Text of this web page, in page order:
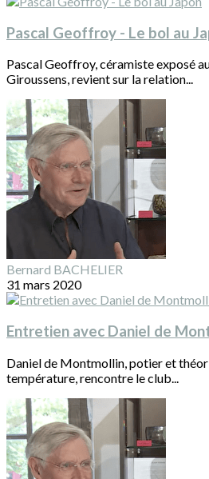
Pascal Geoffroy - Le bol au
Pascal Geoffroy, céramiste exposé
Giroussens, revient sur la relation...
Bernard BACHELIER
31 mars 2020
Entretien avec Daniel de
Daniel de Montmollin, potier et
température, rencontre le club...